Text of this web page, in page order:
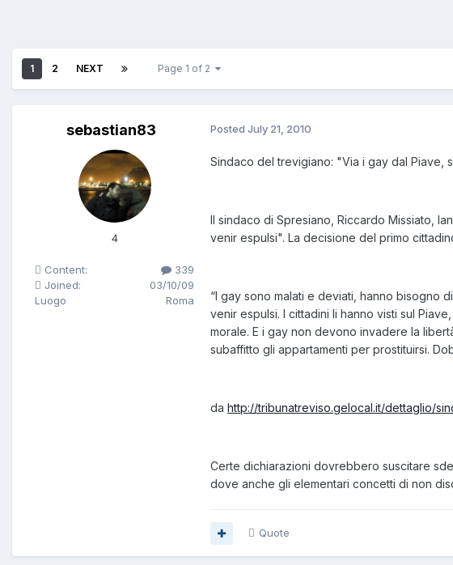
1 2 NEXT Page 1 of 2
sebastian83
4
Content:
339
Joined:
03/10/09
Luogo
Roma
Posted July 21, 2010
Sindaco del trevigiano: "Via i gay dal Piave,
Il sindaco di Spresiano, Riccardo Missiato,
venir espulsi". La decisione del primo
“I gay sono malati e deviati, hanno
venir espulsi. I cittadini li hanno visti sul
morale. E i gay non devono invadere la
subaffitto gli appartamenti per prostituirsi.
da http://tribunatreviso.gelocal.it/dettaglio/
Certe dichiarazioni dovrebbero suscitare
dove anche gli elementari concetti di non
Quote